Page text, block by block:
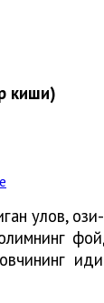
киши)
улов,